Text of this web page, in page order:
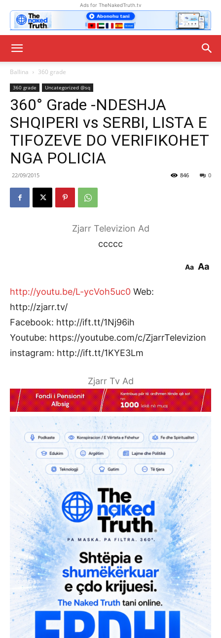
Ads for TheNakedTruth.tv
Ballina 360 grade
360 grade Uncategorized @sq
360° Grade -NDESHJA
SHQIPERI vs SERBI, LISTA E
TIFOZEVE DO VERIFIKOHET
NGA POLICIA
22/09/2015 0
846
Zjarr Televizion Ad
ccccc
Aa Aa
http://youtu.be/L-ycVoh5uc0 Web:
http://zjarr.tv/
Facebook: http://ift.tt/1Nj96ih
Youtube: https://youtube.com/c/ZjarrTelevizion
instagram: http://ift.tt/1KYE3Lm
Zjarr Tv Ad